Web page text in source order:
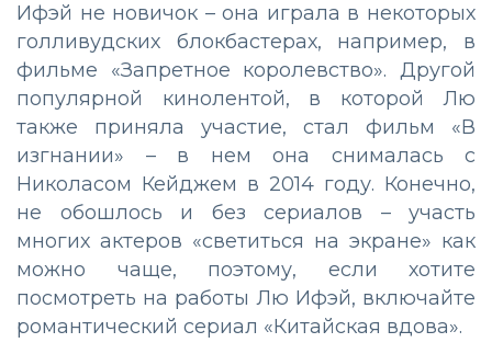
Ифэй не новичок – она играла в некоторых
голливудских блокбастерах, например, в
фильме «Запретное королевство». Другой
популярной кинолентой, в которой Лю
также приняла участие, стал фильм «В
изгнании» – в нем она снималась с
Николасом Кейджем в 2014 году. Конечно,
не обошлось и без сериалов – участь
многих актеров «светиться на экране» как
можно чаще, поэтому, если хотите
посмотреть на работы Лю Ифэй, включайте
романтический сериал «Китайская вдова».